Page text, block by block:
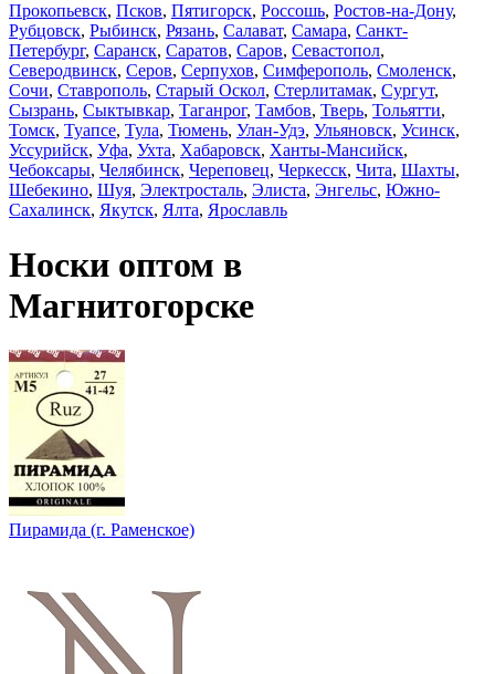
Прокопьевск, Псков, Пятигорск, Россошь, Ростов-на-Дону,
Рубцовск, Рыбинск, Рязань, Салават, Самара, Санкт-
Петербург, Саранск, Саратов, Саров, Севастопол,
Северодвинск, Серов, Серпухов, Симферополь, Смоленск,
Сочи, Ставрополь, Старый Оскол, Стерлитамак, Сургут,
Сызрань, Сыктывкар, Таганрог, Тамбов, Тверь, Тольятти,
Томск, Туапсе, Тула, Тюмень, Улан-Удэ, Ульяновск, Усинск,
Уссурийск, Уфа, Ухта, Хабаровск, Ханты-Мансийск,
Чебоксары, Челябинск, Череповец, Черкесск, Чита, Шахты,
Шебекино, Шуя, Электросталь, Элиста, Энгельс, Южно-
Сахалинск, Якутск, Ялта, Ярославль
Носки оптом в
Магнитогорске
Пирамида (г. Раменское)